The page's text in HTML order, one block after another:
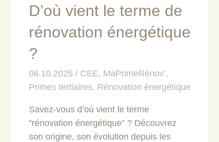
D’où vient le terme de
rénovation énergétique
?
06.10.2025 CEE, MaPrimeRénov’,
Primes tertiaires, Rénovation énergétique
Savez-vous d’où vient le terme
“rénovation énergétique” ? Découvrez
son origine, son évolution depuis les